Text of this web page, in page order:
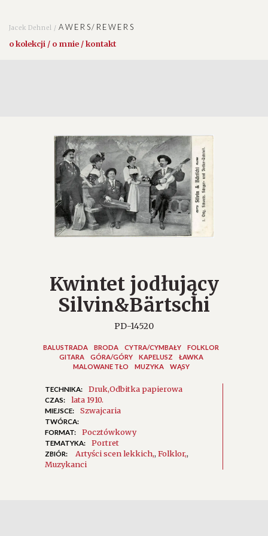
Jacek Dehnel /AWERS/REWERS
o kolekcji / o mnie / kontakt
Kwintet jodłujący
Silvin&Bärtschi
PD-14520
BALUSTRADA BRODA CYTRA/CYMBAŁY
FOLKLOR
GITARA
GÓRA/GÓRY KAPELUSZ
ŁAWKA
MALOWANE TŁO
MUZYKA WĄSY
TECHNIKA: DrukOdbitka papierowa
CZAS: lata 1910.
MIEJSCE: Szwajcaria
TWÓRCA:
FORMAT:
Pocztówkowy
TEMATYKA: Portret
ZBIÓR: Artyści scen lekkich, Folklor,
Muzykanci